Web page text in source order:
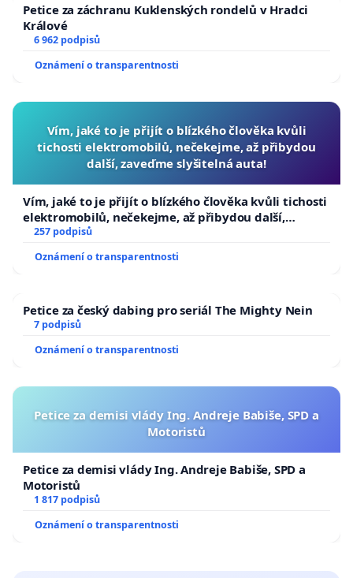
Petice za záchranu Kuklenských rondelů v Hradci
Králové
6 962 podpisů
Oznámení o transparentnosti
Vím, jaké to je přijít o blízkého člověka kvůli
tichosti elektromobilů, nečekejme, až přibydou
další, zaveďme slyšitelná auta!
Vím, jaké to je přijít o blízkého člověka kvůli tichosti
elektromobilů, nečekejme, až přibydou další,
zaveďme slyšitelná auta!
257 podpisů
Oznámení o transparentnosti
Petice za český dabing pro seriál The Mighty Nein
7 podpisů
Oznámení o transparentnosti
Petice za demisi vlády Ing. Andreje Babiše, SPD a
Motoristů
Petice za demisi vlády Ing. Andreje Babiše, SPD a
Motoristů
1 817 podpisů
Oznámení o transparentnosti